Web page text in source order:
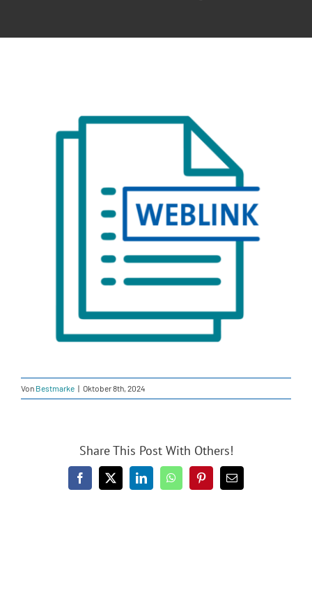
Von Bestmarke | Oktober 8th, 2024
Share This Post With Others!
Facebook
X LinkedInWhatsAppPinterest
E-